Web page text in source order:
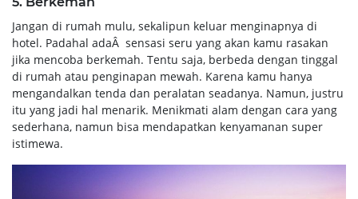
Jangan di rumah mulu, sekalipun keluar menginapnya di
hotel. Padahal adaÂ sensasi seru yang akan kamu rasakan
jika mencoba berkemah. Tentu saja, berbeda dengan tinggal
di rumah atau penginapan mewah. Karena kamu hanya
mengandalkan tenda dan peralatan seadanya. Namun, justru
itu yang jadi hal menarik. Menikmati alam dengan cara yang
sederhana, namun bisa mendapatkan kenyamanan super
istimewa.